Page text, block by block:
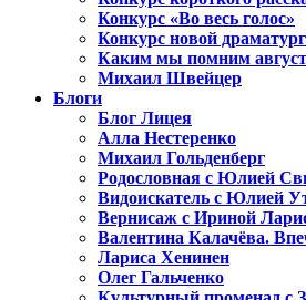
Конкурс «Во весь голос»
Конкурс новой
Каким мы помним
Михаил Швейцер
Блоги
Блог Лицея
Алла Нестеренко
Михаил Гольденберг
Родословная с Юлией
Видоискатель с Юлией
Вернисаж с Ириной
Валентина Калачёва.
Лариса Хенинен
Олег Гальченко